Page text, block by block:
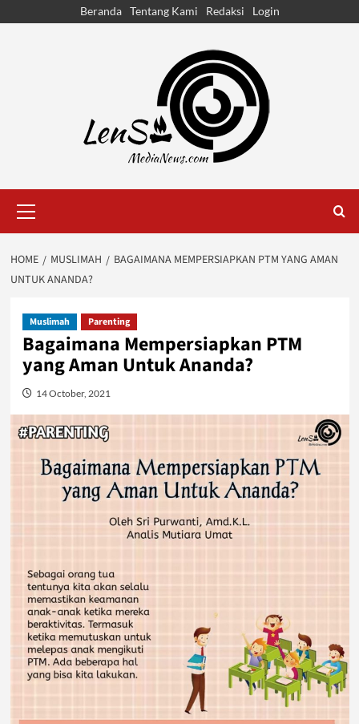
Beranda Tentang Kami Redaksi Login
Menu
HOME MUSLIMAH
BAGAIMANA MEMPERSIAPKAN PTM YANG AMAN
UNTUK ANANDA?
Muslimah Parenting
Bagaimana Mempersiapkan PTM
yang Aman Untuk Ananda?
14 October, 2021